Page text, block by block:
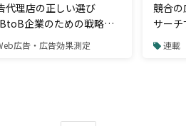
代理店の正しい選び
企業のための戦略設
パートナー選びとROI試
広告・広告効果測定
競合
サー
【マー
連載